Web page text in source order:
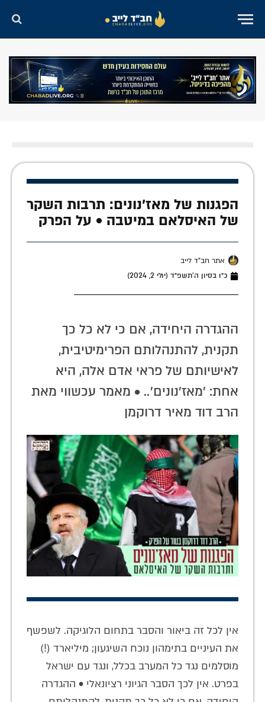
הפגנות של מאז'נונים: תרבות השקר
של האיסלאם במיטבה • על הפרק
אתר חב"ד לייב
כ״ו בסיון ה׳תשפ״ד (יולי 2, 2024)
ההגדרה היחידה, אם כי לא כל כך
תקנית, להתנהלותם הפרימיטיבית,
לאישיותם של פראי אדם אלה, היא
אחת: 'מאז'נונים'.. • מאמר עכשווי מאת
הרב דוד מאיר דרוקמן
אין לכל זה ביאור והסבר בתחום הלוגיקה. לשפשף
את העיניים בתימהון נוכח השיגעון; מיליארד (!)
מוסלמים נגד כל המערב בכלל, ונגד עם ישראל
בפרט. אין לכך הסבר הגיוני רציונאלי • ההגדרה